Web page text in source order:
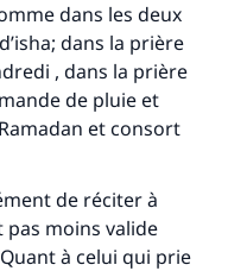
dans les deux
dans la prière
, dans la prière
de pluie et
et consort
de réciter à
pas moins valide
à celui qui prie